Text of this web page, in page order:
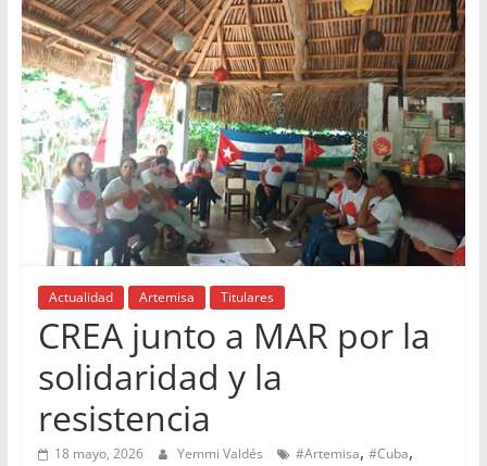
Actualidad Artemisa Titulares
CREA junto a MAR por la
solidaridad y la
resistencia
18 mayo, 2026 Yemmi Valdés #Artemisa, #Cuba,